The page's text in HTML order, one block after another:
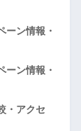
ン情報・
ン情報・
・アクセ